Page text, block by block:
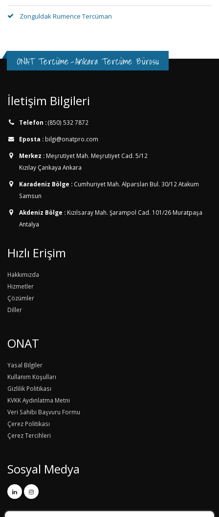
Zonguldak Rumence Tercüman
ONAT Tercüme-Ankara Tercüme Bürosu
İletişim Bilgileri
Telefon :(850) 532 7872
Eposta : bilgi@onatpro.com
Merkez : Meşrutiyet Mah. Meşrutiyet Cad. 5/12
Kızılay Çankaya Ankara
Karadeniz Bölge : Cumhuriyet Mah. Alparslan Bul. 30/12 Atakum
Samsun
Akdeniz Bölge : Kızılsaray Mah. Şarampol Cad. 101/26 Muratpaşa
Antalya
Hızlı Erişim
Hakkımızda
Hizmetler
Çözümler
Diller
ONAT
Yasal Bilgiler
Kullanım Koşulları
Gizlilik Politikası
KVKK Aydınlatma Metni
Veri Sahibi Başvuru Formu
Çerez Politikası
Çerez Tercihleri
Sosyal Medya